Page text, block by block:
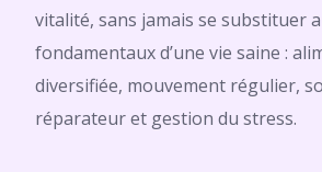
vitalité, sans jamais se substituer
fondamentaux d’une vie saine :
diversifiée, mouvement régulier,
réparateur et gestion du stress.